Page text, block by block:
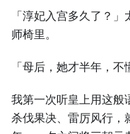
「淳妃入宫多久了？
师椅里。
「母后，她才半年，不
我第一次听皇上用这般
杀伐果决、雷厉风行，